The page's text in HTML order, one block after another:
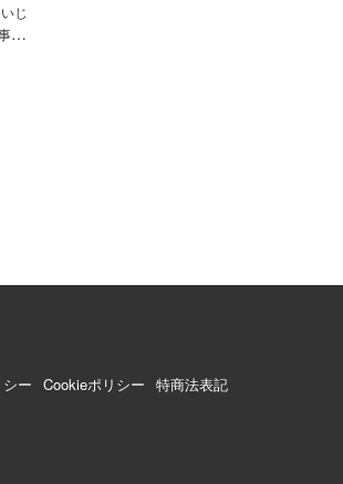
じ
を
ー Cookieポリシー 特商法表記